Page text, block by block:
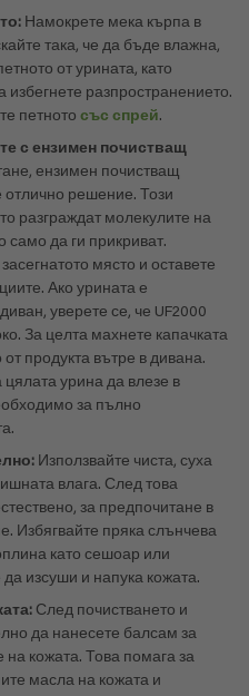
Намокрете мека кърпа в
така, че да бъде влажна,
от урината, като
избегнете разпространението.
петното със спрей.
с ензимен почистващ
ензимен почистващ
отлично решение. Този
разграждат молекулите на
само да ги прикриват.
място и оставете
Ако урината е
уверете се, че UF2000
За целта махнете капачката
продукта вътре в дивана.
цялата урина да влезе в
за пълно
Използвайте чиста, суха
влага. След това
за предпочитане в
Избягвайте пряка слънчева
като сешоар или
изсуши и напука кожата.
След почистването и
да нанесете балсам за
кожата. Това помага за
масла на кожата и